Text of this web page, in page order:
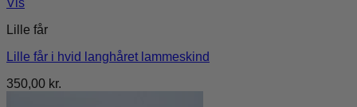
Lille får
Lille får i hvid langhåret lammeskind
350,00 kr.